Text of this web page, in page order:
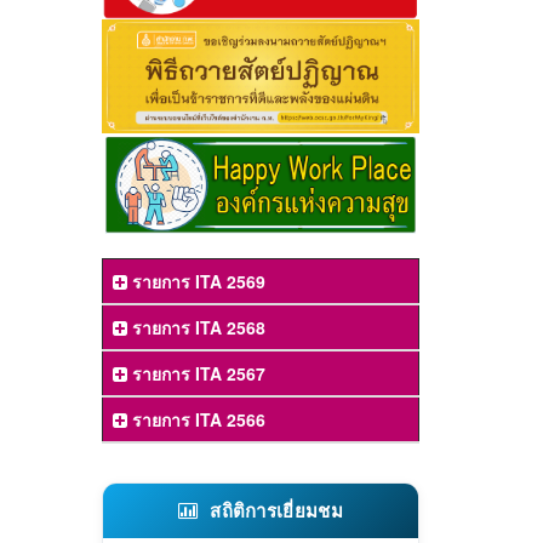
รายการ ITA 2569
รายการ ITA 2568
รายการ ITA 2567
รายการ ITA 2566
สถิติการเยี่ยมชม